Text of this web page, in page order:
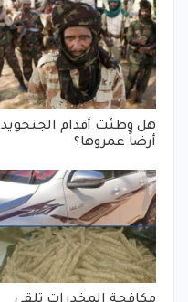
هل وطئت أقدام الجنجويد
أرضاً عمروها؟